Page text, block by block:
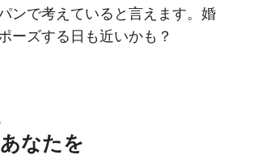
ンで考えていると言えます。婚
ーズする日も近いかも？
なたを